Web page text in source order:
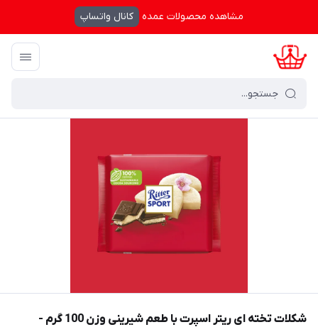
مشاهده محصولات عمده کانال واتساپ
کرال شاپینگ / فهرست محصولات
شکلات تخته ای ریتر اسپرت با طعم شیرینی وزن 100 گرم -